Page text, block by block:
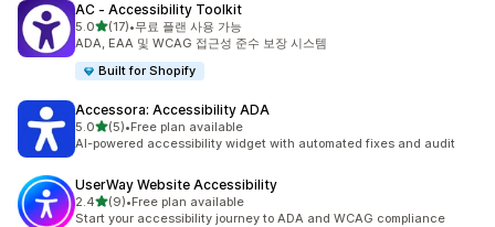
AC ‑ Accessibility Toolkit
5.0별 5개 중
(17)
총 리뷰 17개
•무료 플랜 사용 가능
ADA, EAA 및 WCAG 접근성 준수 보장 시스템
Built for Shopify
Accessora: Accessibility ADA
5.0별 5개 중
(5)
총 리뷰 5개
•Free plan available
AI-powered accessibility widget with automated fixes and audit
UserWay Website Accessibility
2.4별 5개 중
(9)
총 리뷰 9개
•Free plan available
Start your accessibility journey to ADA and WCAG compliance